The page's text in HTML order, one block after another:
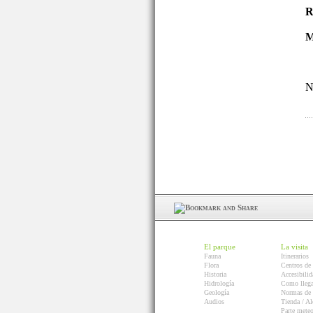
El parque
Fauna
Flora
Historia
Hidrología
Geología
Audios
La visita
Itinerarios
Centros de
Como
Normas
Tienda /
Parte